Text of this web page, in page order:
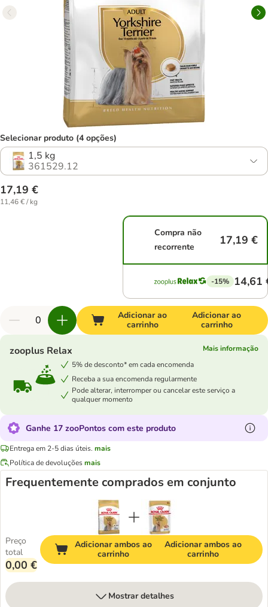
Selecionar produto (4 opções)
1,5 kg
361529.12
17,19 €
11,46 € / kg
Compra não
recorrente
17,19 €
-15% 14,61
Adicionar ao
carrinho
Adicionar ao
carrinho
zooplus Relax
Mais informação
5% de desconto* em cada encomenda
Receba a sua encomenda regularmente
Pode alterar, interromper ou cancelar este serviço a
qualquer momento
Ganhe 17 zooPontos com este produto
Entrega em 2-5 dias úteis. mais
Política de devoluçõesmais
Frequentemente comprados em conjunto
Preço
total
0,00 €
Adicionar ambos ao
carrinho
Adicionar ambos ao
carrinho
Mostrar detalhes